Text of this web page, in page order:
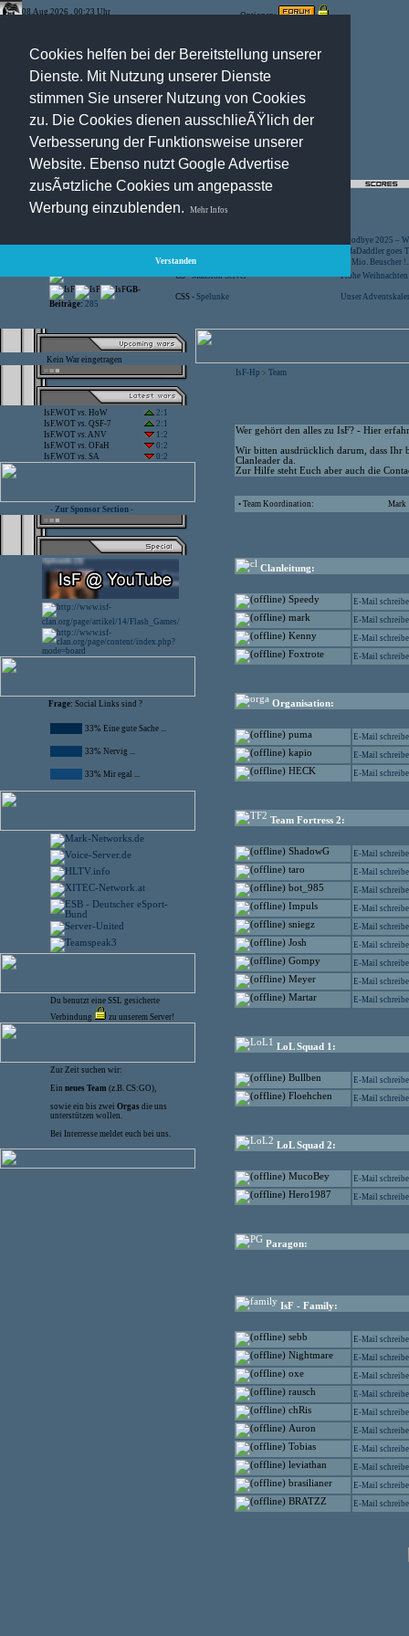
Cookies helfen bei der Bereitstellung unserer
Dienste. Mit Nutzung unserer Dienste
stimmen Sie unserer Nutzung von Cookies
zu. Die Cookies dienen ausschlieÃŸlich der
Verbesserung der Funktionsweise unserer
Website. Ebenso nutzt Google Advertise
zusÃ¤tzliche Cookies um angepasste
Werbung einzublenden.
Mehr Infos
Verstanden
08.Aug.2026 , 00:23 Uhr Optionen:
Goodbye 2025 –
SofaDaddler goes
CS -FunYard
40 Mio. Beuscher
CS -Mansion Server
Frohe
GB-
Beiträge: 285
CSS - Spelunke Unser
Kein War eingetragen
IsF.WOT vs. HoW
2:1
IsF.WOT vs. QSF-7
2:1
IsF.WOT vs.ANV
1:2
IsF.WOT vs. OFaH
0:2
IsF.WOT vs. SA 0:2
- Zur Sponsor Section -
Frage: Social Links sind ?
33% Eine gute Sache ...
33% Nervig ...
33% Mir egal ...
Du benutzt eine SSL gesicherte
Verbindung
zu unserem Server!
Zur Zeit suchen wir:
Ein neues Team (z.B. CS:GO),
sowie ein bis zwei Orgas die uns
unterstützen wollen.
Bei Interresse meldet euch bei uns.
IsF-Hp > Team
Wer gehört den alles zu IsF? - Hier
Wir bitten ausdrücklich darum, dass Ihr
Clanleader da.
Zur Hilfe steht Euch aber auch die
• Team Koordination: Mark
Clanleitung:
Speedy E-Mail
mark E-Mail
Kenny E-Mail
Foxtrote E-Mail
Organisation:
puma E-Mail
kapio E-Mail
HECK E-Mail
Team Fortress 2:
ShadowG E-Mail
taro E-Mail
bot_985 E-Mail
Impuls E-Mail
sniegz E-Mail
Josh E-Mail
Gompy E-Mail
Meyer E-Mail
Martar E-Mail
LoL Squad 1:
Bullben E-Mail
Floehchen E-Mail
LoL Squad 2:
MucoBey E-Mail
Hero1987 E-Mail
Paragon:
IsF - Family:
sebb E-Mail
Nightmare E-Mail
oxe E-Mail
rausch E-Mail
chRis E-Mail
Auron E-Mail
Tobias E-Mail
leviathan E-Mail
brasilianer E-Mail
BRATZZ E-Mail